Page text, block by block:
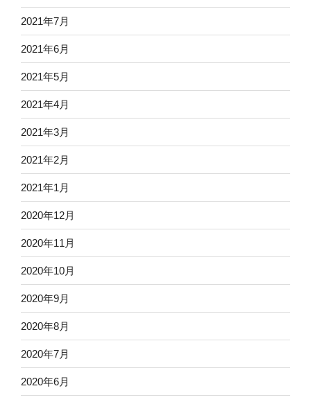
2021年7月
2021年6月
2021年5月
2021年4月
2021年3月
2021年2月
2021年1月
2020年12月
2020年11月
2020年10月
2020年9月
2020年8月
2020年7月
2020年6月